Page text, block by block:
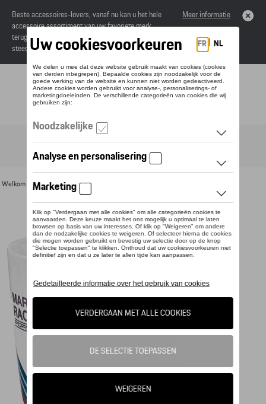
Beste accessoires-lovers, vanaf nu kan u het hele
accessoire assortiment van uw favoriete merk
terugvinden in de online catalogus. Deze kunnen
steeds besteld worden via uw dealer.
Meer informatie
Toggle navigation
Welkom >Voor u >Divers >